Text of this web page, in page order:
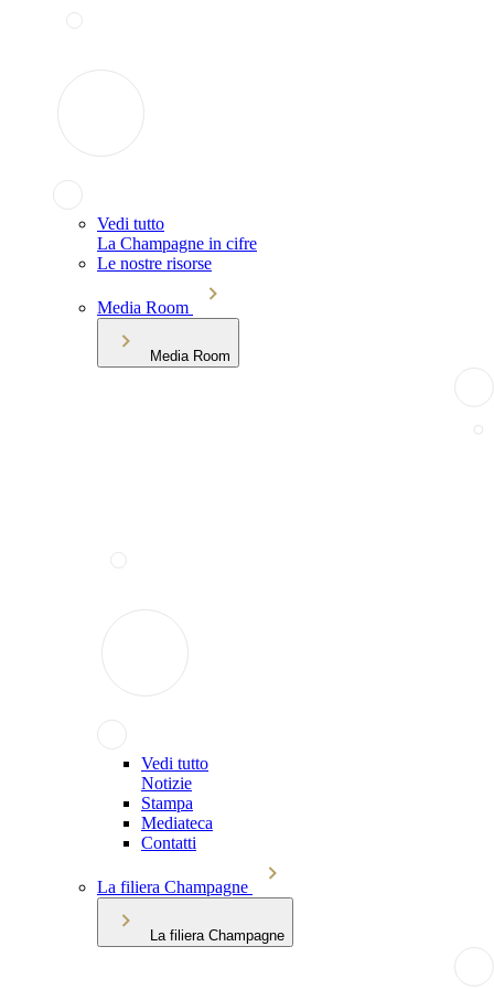
Vedi tutto
La Champagne in cifre
Le nostre risorse
Media Room
Media Room
Vedi tutto
Notizie
Stampa
Mediateca
Contatti
La filiera Champagne
La filiera Champagne